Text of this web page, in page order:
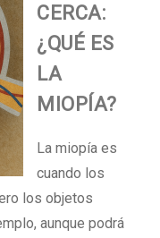
CERCA:
¿QUÉ ES
LA
MIOPÍA?
La miopía es
cuando los
los objetos
aunque podrá